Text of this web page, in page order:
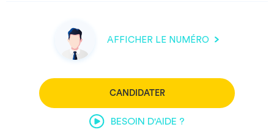
AFFICHER LE NUMÉRO
CANDIDATER
BESOIN D'AIDE ?